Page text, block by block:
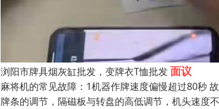
浏阳市牌具烟灰缸批发，变牌衣T恤批发面议
麻将机的常见故障：1机器作牌速度偏慢超过80秒
牌条的调节，隔磁板与转盘的高低调节，机头速度